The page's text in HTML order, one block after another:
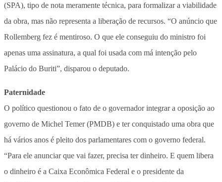
(SPA), tipo de nota meramente técnica, para formalizar a viabilidade
da obra, mas não representa a liberação de recursos. “O anúncio que
Rollemberg fez é mentiroso. O que ele conseguiu do ministro foi
apenas uma assinatura, a qual foi usada com má intenção pelo
Palácio do Buriti”, disparou o deputado.
Paternidade
O político questionou o fato de o governador integrar a oposição ao
governo de Michel Temer (PMDB) e ter conquistado uma obra que
há vários anos é pleito dos parlamentares com o governo federal.
“Para ele anunciar que vai fazer, precisa ter dinheiro. E quem libera
o dinheiro é a Caixa Econômica Federal e o presidente da